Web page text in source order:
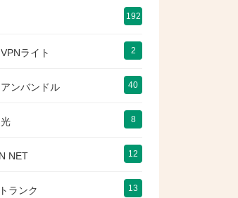
192
ライト 2
ンバンドル 40
8
NET 12
ランク 13